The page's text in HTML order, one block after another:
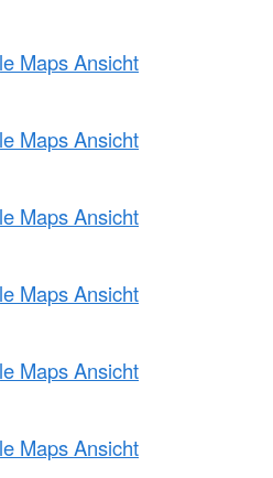
Maps Ansicht
Maps Ansicht
Maps Ansicht
Maps Ansicht
Maps Ansicht
Maps Ansicht